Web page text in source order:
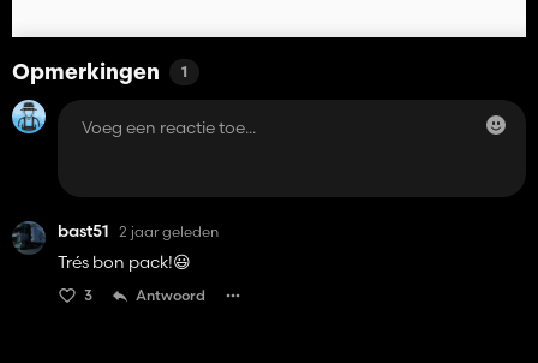
Opmerkingen 1
bast51 2 jaar geleden
Trés bon pack!😃
3 Antwoord